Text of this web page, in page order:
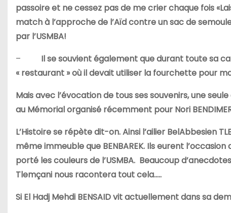
passoire et ne cessez pas de me crier chaque fois
match à l’approche de l’Aïd contre un sac de
par l’USMBA!
– Il se souvient également que durant toute sa
« restaurant » où il devait utiliser la fourchette pour
Mais avec l’évocation de tous ses souvenirs, une
au Mémorial organisé récemment pour Nori
L’Histoire se répète dit-on. Ainsi l’ailier BelAbbesien
même immeuble que BENBAREK. Ils eurent
porté les couleurs de l’USMBA. Beaucoup
Tlemçani nous racontera tout cela…..
Si El Hadj Mehdi BENSAID vit actuellement dans sa